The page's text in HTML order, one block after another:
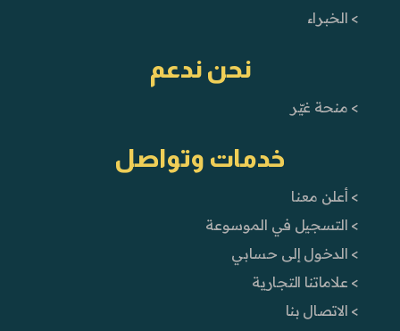
> الخبراء
نحن ندعم
> منحة غيّر
خدمات وتواصل
> أعلن معنا
> التسجيل في الموسوعة
> الدخول إلى حسابي
> علاماتنا التجارية
> الاتصال بنا